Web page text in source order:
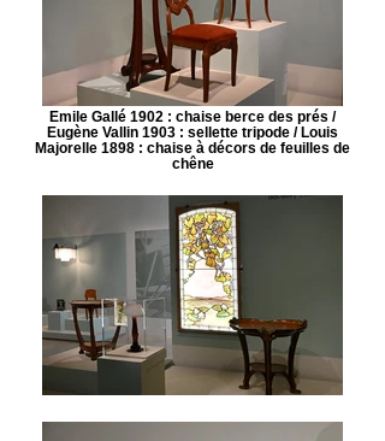
Emile Gallé 1902 : chaise berce des prés /
Eugène Vallin 1903 : sellette tripode / Louis
Majorelle 1898 : chaise à décors de feuilles de
chêne